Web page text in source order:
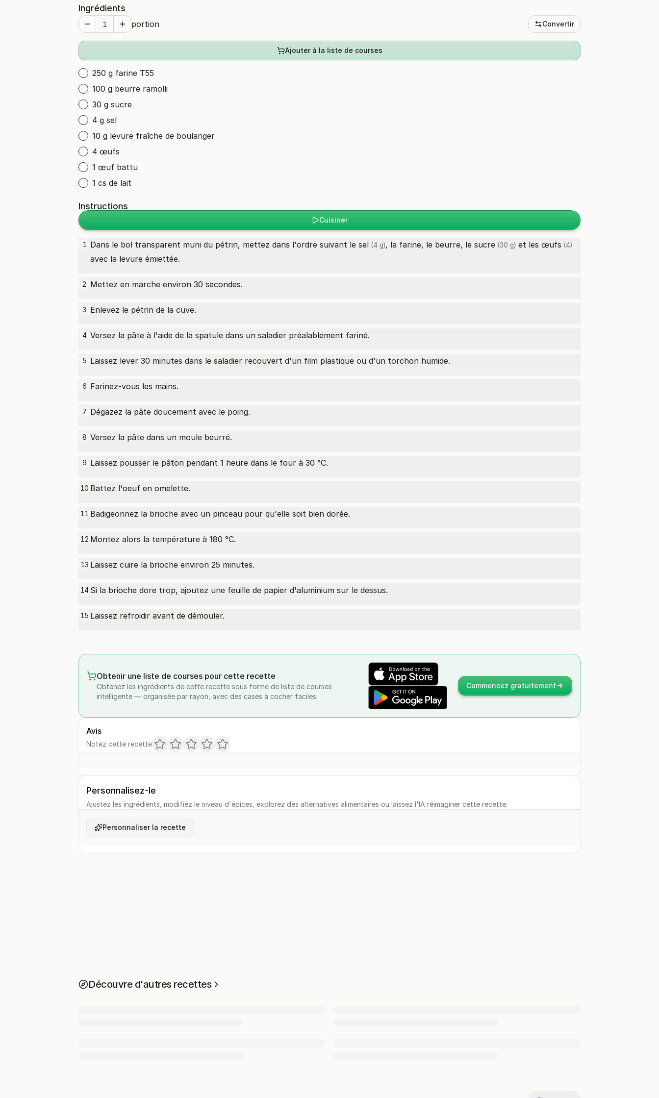
Ingrédients
portion Convertir
Ajouter à la liste de courses
250 g farine T55
100 g beurre ramolli
30 g sucre
4 g sel
10 g levure fraîche de boulanger
4 œufs
1 œuf battu
1 cs de lait
Instructions
Cuisiner
1 Dans le bol transparent muni du pétrin, mettez dans l'ordre suivant le sel (4 g), la farine, le beurre, le sucre (30 g) et les œufs (4)
avec la levure émiettée.
2 Mettez en marche environ 30 secondes.
3 Enlevez le pétrin de la cuve.
4 Versez la pâte à l'aide de la spatule dans un saladier préalablement fariné.
5 Laissez lever 30 minutes dans le saladier recouvert d'un film plastique ou d'un torchon humide.
6 Farinez-vous les mains.
7 Dégazez la pâte doucement avec le poing.
8 Versez la pâte dans un moule beurré.
9 Laissez pousser le pâton pendant 1 heure dans le four à 30 °C.
10 Battez l'oeuf en omelette.
11 Badigeonnez la brioche avec un pinceau pour qu'elle soit bien dorée.
12 Montez alors la température à 180 °C.
13 Laissez cuire la brioche environ 25 minutes.
14 Si la brioche dore trop, ajoutez une feuille de papier d'aluminium sur le dessus.
15 Laissez refroidir avant de démouler.
Obtenir une liste de courses pour cette recette
Obtenez les ingrédients de cette recette sous forme de liste de courses
intelligente — organisée par rayon, avec des cases à cocher faciles.
Commencez gratuitement
Avis
Notez cette recette
Personnalisez-le
Ajustez les ingrédients, modifiez le niveau d'épices, explorez des alternatives alimentaires ou laissez l'IA réimaginer cette recette.
Personnaliser la recette
Découvre d'autres recettes